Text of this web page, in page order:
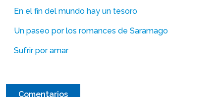
En el fin del mundo hay un tesoro
Un paseo por los romances de Saramago
Sufrir por amar
Comentarios